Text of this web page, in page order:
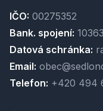
IČO: 00275352
Bank. spojení:
Datová schránka:
Email:
Telefon: +420 494